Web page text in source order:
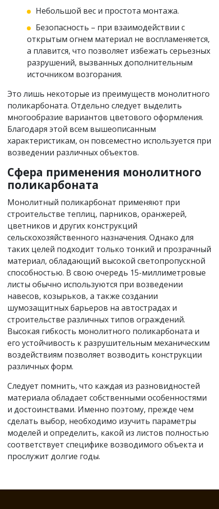
Небольшой вес и простота монтажа.
Безопасность – при взаимодействии с
открытым огнем материал не воспламеняется,
а плавится, что позволяет избежать серьезных
разрушений, вызванных дополнительным
источником возгорания.
Это лишь некоторые из преимуществ монолитного
поликарбоната. Отдельно следует выделить
многообразие вариантов цветового оформления.
Благодаря этой всем вышеописанным
характеристикам, он повсеместно используется при
возведении различных объектов.
Сфера применения монолитного
поликарбоната
Монолитный поликарбонат применяют при
строительстве теплиц, парников, оранжерей,
цветников и других конструкций
сельскохозяйственного назначения. Однако для
таких целей подходит только тонкий и прозрачный
материал, обладающий высокой светопропускной
способностью. В свою очередь 15-миллиметровые
листы обычно используются при возведении
навесов, козырьков, а также создании
шумозащитных барьеров на автострадах и
строительстве различных типов ограждений.
Высокая гибкость монолитного поликарбоната и
его устойчивость к разрушительным механическим
воздействиям позволяет возводить конструкции
различных форм.
Следует помнить, что каждая из разновидностей
материала обладает собственными особенностями
и достоинствами. Именно поэтому, прежде чем
сделать выбор, необходимо изучить параметры
моделей и определить, какой из листов полностью
соответствует специфике возводимого объекта и
прослужит долгие годы.